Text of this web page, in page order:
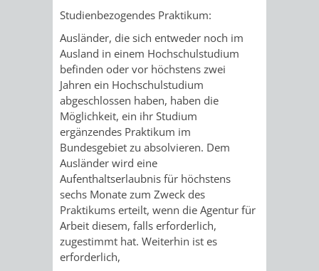
Studienbezogendes Praktikum:
Ausländer, die sich entweder noch im
Ausland in einem Hochschulstudium
befinden oder vor höchstens zwei
Jahren ein Hochschulstudium
abgeschlossen haben, haben die
Möglichkeit, ein ihr Studium
ergänzendes Praktikum im
Bundesgebiet zu absolvieren. Dem
Ausländer wird eine
Aufenthaltserlaubnis für höchstens
sechs Monate zum Zweck des
Praktikums erteilt, wenn die Agentur für
Arbeit diesem, falls erforderlich,
zugestimmt hat. Weiterhin ist es
erforderlich,